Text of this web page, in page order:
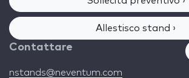
Allestisco stand ›
Contattare
nstands@neventum.com